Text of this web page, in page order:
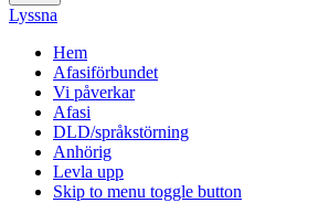
Öppna
meny:
%s
Lyssna
Hem
Afasiförbundet
Vi påverkar
Afasi
DLD/språkstörning
Anhörig
Levla upp
Skip to menu toggle button